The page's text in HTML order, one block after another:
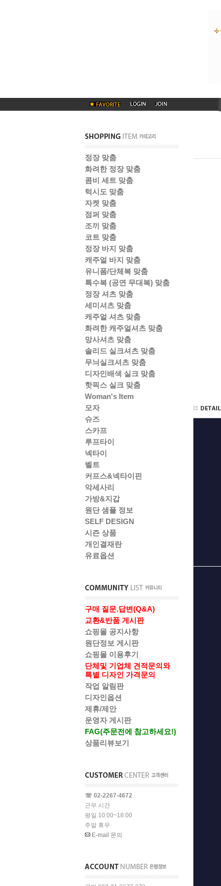
정장 맞춤
화려한 정장 맞춤
콤비 세트 맞춤
턱시도 맞춤
자켓 맞춤
점퍼 맞춤
조끼 맞춤
코트 맞춤
정장 바지 맞춤
캐주얼 바지 맞춤
유니폼/단체복 맞춤
특수복 (공연 무대복) 맞춤
정장 셔츠 맞춤
세미셔츠 맞춤
캐주얼 셔츠 맞춤
화려한 캐주얼셔츠 맞춤
망사셔츠 맞춤
솔리드 실크셔츠 맞춤
무늬실크셔츠 맞춤
디자인배색 실크 맞춤
핫픽스 실크 맞춤
Woman's Item
모자
슈즈
스카프
루프타이
넥타이
벨트
커프스&넥타이핀
악세사리
가방&지갑
원단 샘플 정보
SELF DESIGN
시즌 상품
개인결재란
유료옵션
구매 질문.답변(Q&A)
교환&반품 게시판
쇼핑몰 공지사항
원단정보 게시판
쇼핑몰 이용후기
단체및 기업체 견적문의와
특별 디자인 가격문의
작업 알림판
디자인옵션
제휴/제안
운영자 게시판
FAG(주문전에 참고하세요!)
상품리뷰보기
☏ 02-2267-4672
근무 시간
평일 10:00~18:00
주말 휴무
E-mail 문의